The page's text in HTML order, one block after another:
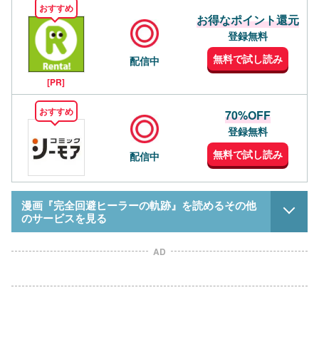
おすすめ
[PR]
配信中
お得なポイント還元
登録無料
無料で試し読み
おすすめ
配信中
70%OFF
登録無料
無料で試し読み
漫画『完全回避ヒーラーの軌跡』を読めるその他
のサービスを見る
AD